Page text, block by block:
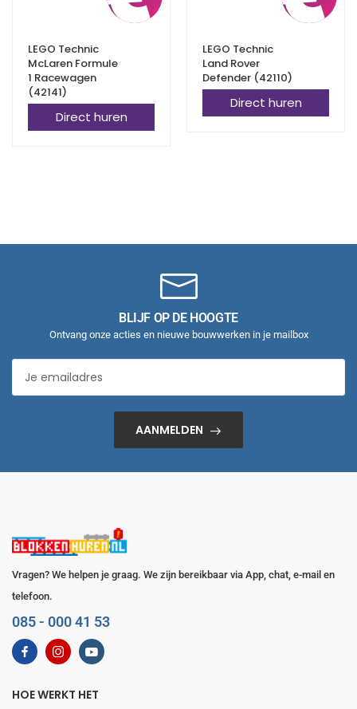
LEGO Technic
McLaren Formule
1 Racewagen
(42141)
Direct huren
LEGO Technic
Land Rover
Defender (42110)
Direct huren
BLIJF OP DE HOOGTE
Ontvang onze acties en nieuwe bouwwerken in je mailbox
AANMELDEN
Vragen? We helpen je graag. We zijn bereikbaar via App, chat, e-mail en
telefoon.
085 - 000 41 53
HOE WERKT HET